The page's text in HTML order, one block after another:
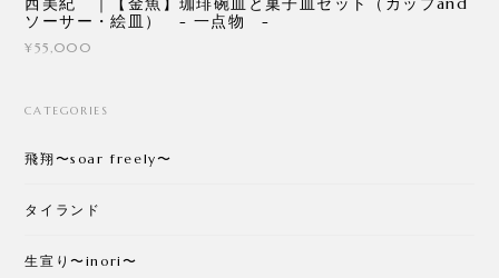
ソーサー・絵皿） - 一点物 -
¥55,000
CATEGORIES
飛翔〜soar freely〜
タイランド
生宣り〜inori〜